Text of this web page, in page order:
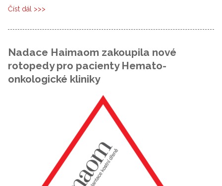
Číst dál Oslava Mezinárodního dne sester na HOK
Nadace Haimaom zakoupila nové
rotopedy pro pacienty Hemato-
onkologické kliniky